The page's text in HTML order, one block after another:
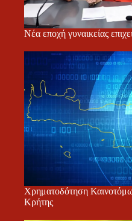
Νέα εποχή γυναικείας
Χρηματοδότηση
Κρήτης